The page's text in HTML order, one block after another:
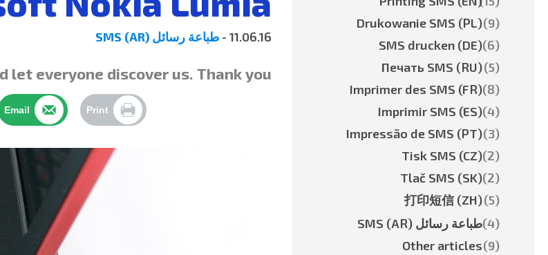
11.06.16 - طباعة رسائل SMS (AR)
everyone discover us. Thank you :-)
Email Print
Drukowanie SMS (PL)
(9)
SMS drucken (DE)
(6)
Печать SMS (RU)
(5)
Imprimer des SMS (FR)
(8)
Imprimir SMS (ES)
(4)
Impressão de SMS (PT)
(3)
Tisk SMS (CZ)
(2)
Tlač SMS (SK)
(2)
打印短信 (ZH)
(5)
طباعة رسائل SMS (AR)
(4)
Other articles
(9)